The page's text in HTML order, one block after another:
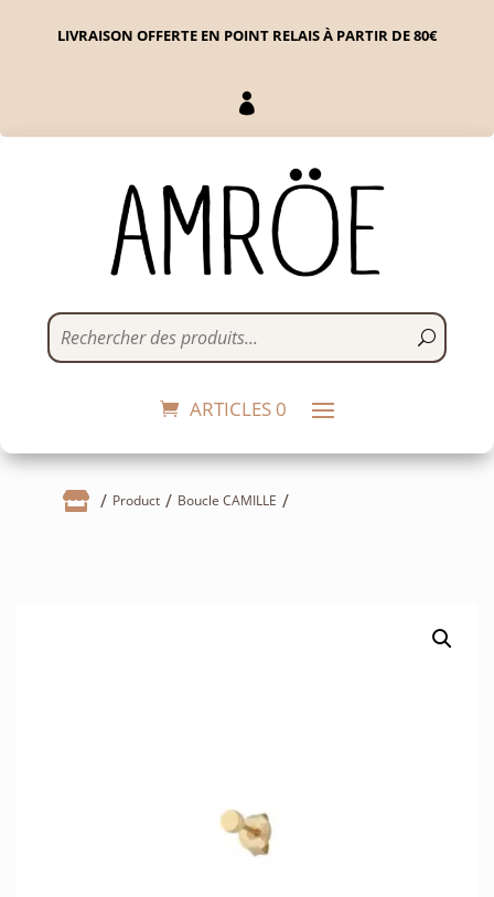
LIVRAISON OFFERTE EN POINT RELAIS À PARTIR DE 80€

ARTICLES 0
 Product Boucle CAMILLE
Baguettes Passion Bo
Bun